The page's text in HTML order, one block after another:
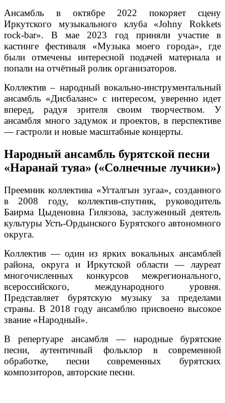
Ансамбль в октябре 2022 покоряет сцену
Иркутского музыкального клуба «Johny Rokkets
rock-bar». В мае 2023 год приняли участие в
кастинге фестиваля «Музыка моего города», где
были отмечены интересной подачей материала и
попали на отчётный ролик организаторов.
Коллектив – народный вокально-инструментальный
ансамбль «Дисбаланс» с интересом, уверенно идет
вперед, радуя зрителя своим творчеством. У
ансамбля много задумок и проектов, в перспективе
— гастроли и новые масштабные концерты.
Народный ансамбль бурятской песни
«Наранай туяа» («Солнечные лучики»)
Преемник коллектива «Угталгын зугаа», созданного
в 2008 году, коллектив-спутник, руководитель
Баирма Цыденовна Гилязова, заслуженный деятель
культуры Усть-Ордынского Бурятского автономного
округа.
Коллектив — один из ярких вокальных ансамблей
района, округа и Иркутской области — лауреат
многочисленных конкурсов межрегионального,
всероссийского, международного уровня.
Представляет бурятскую музыку за пределами
страны. В 2018 году ансамблю присвоено высокое
звание «Народный».
В репертуаре ансамбля — народные бурятские
песни, аутентичный фольклор в современной
обработке, песни современных бурятских
композиторов, авторские песни.